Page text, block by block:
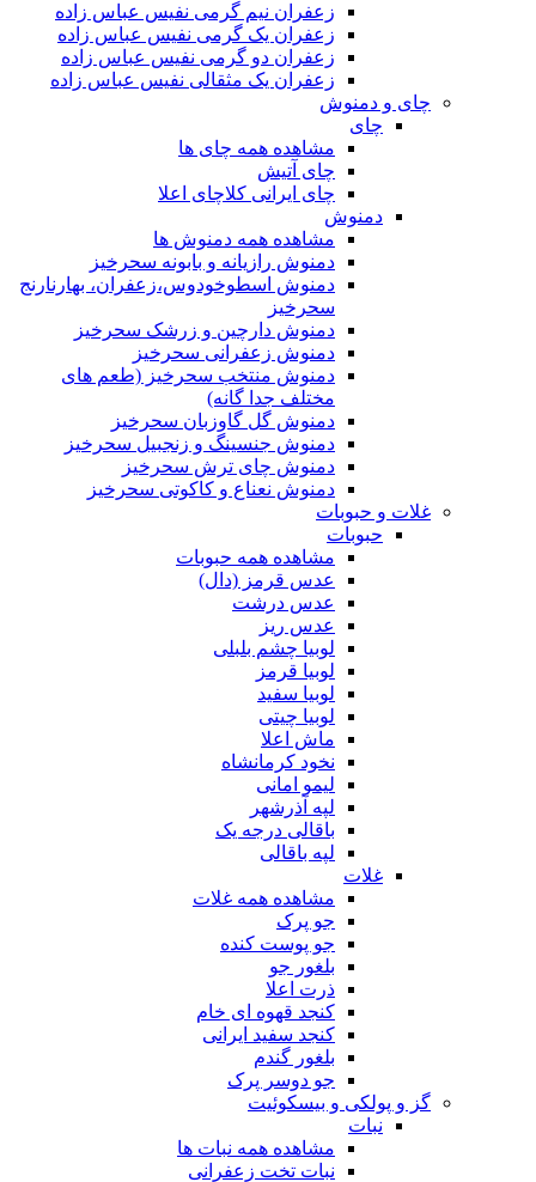
زعفران نیم گرمی نفیس عباس زاده
زعفران یک گرمی نفیس عباس زاده
زعفران دو گرمی نفیس عباس زاده
زعفران یک مثقالی نفیس عباس زاده
چای و دمنوش
چای
مشاهده همه چای ها
چای آتیش
چای ایرانی کلاچای اعلا
دمنوش
مشاهده همه دمنوش ها
دمنوش رازیانه و بابونه سحرخیز
دمنوش اسطوخودوس،زعفران، بهارنارنج
سحرخیز
دمنوش دارچین و زرشک سحرخیز
دمنوش زعفرانی سحرخیز
دمنوش منتخب سحرخیز (طعم های
مختلف جدا گانه)
دمنوش گل گاوزبان سحرخیز
دمنوش جنسینگ و زنجبیل سحرخیز
دمنوش چای ترش سحرخیز
دمنوش نعناع و کاکوتی سحرخیز
غلات و حبوبات
حبوبات
مشاهده همه حبوبات
عدس قرمز (دال)
عدس درشت
عدس ریز
لوبیا چشم بلبلی
لوبیا قرمز
لوبیا سفید
لوبیا چیتی
ماش اعلا
نخود کرمانشاه
لیمو امانی
لپه آذرشهر
باقالی درجه یک
لپه باقالی
غلات
مشاهده همه غلات
جو پرک
جو پوست کنده
بلغور جو
ذرت اعلا
کنجد قهوه ای خام
کنجد سفید ایرانی
بلغور گندم
جو دوسر پرک
گز و پولکی و بیسکوئیت
نبات
مشاهده همه نبات ها
نبات تخت زعفرانی